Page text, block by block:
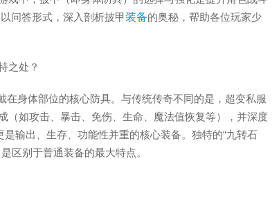
问答形式，深入剖析披甲装备的奥秘，帮助各位玩家少
之处？
在身体部位的核心防具。与传统传奇不同的是，超变私服
（如攻击、暴击、免伤、生命、魔法值恢复等），并深度
输出、生存、功能性并重的核心装备。独特的“九转石
区别于普通装备的最大特点。